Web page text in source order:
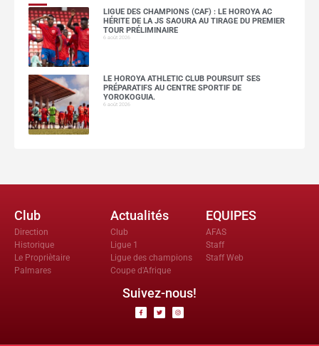
LIGUE DES CHAMPIONS (CAF) : LE HOROYA AC
HÉRITE DE LA JS SAOURA AU TIRAGE DU PREMIER
TOUR PRÉLIMINAIRE
6 août 2026
LE HOROYA ATHLETIC CLUB POURSUIT SES
PRÉPARATIFS AU CENTRE SPORTIF DE
YOROKOGUIA.
6 août 2026
Club
Direction
Historique
Le Propriètaire
Palmares
Actualités
Club
Ligue 1
Ligue des champions
Coupe d'Afrique
EQUIPES
AFAS
Staff
Staff Web
Suivez-nous!